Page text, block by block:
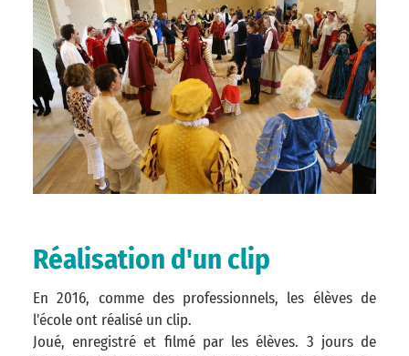
Réalisation d'un clip
En 2016, comme des professionnels, les élèves de
l'école ont réalisé un clip.
Joué, enregistré et filmé par les élèves. 3 jours de